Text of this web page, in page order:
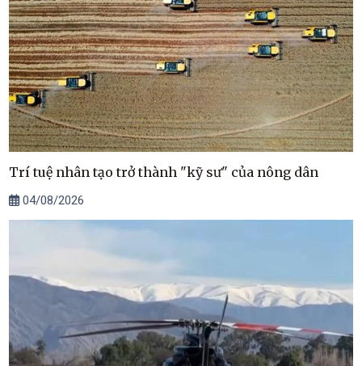
Trí tuệ nhân tạo trở thành "kỹ sư" của nông dân
04/08/2026